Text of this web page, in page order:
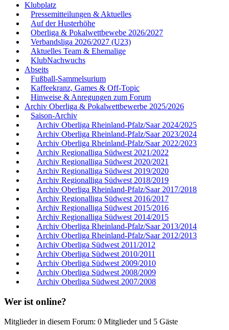
Klubplatz
Pressemitteilungen & Aktuelles
Auf der Husterhöhe
Oberliga & Pokalwettbewebe 2026/2027
Verbandsliga 2026/2027 (U23)
Aktuelles Team & Ehemalige
KlubNachwuchs
Abseits
Fußball-Sammelsurium
Kaffeekranz, Games & Off-Topic
Hinweise & Anregungen zum Forum
Archiv Oberliga & Pokalwettbewerbe 2025/2026
Saison-Archiv
Archiv Oberliga Rheinland-Pfalz/Saar 2024/2025
Archiv Oberliga Rheinland-Pfalz/Saar 2023/2024
Archiv Oberliga Rheinland-Pfalz/Saar 2022/2023
Archiv Regionalliga Südwest 2021/2022
Archiv Regionalliga Südwest 2020/2021
Archiv Regionalliga Südwest 2019/2020
Archiv Regionalliga Südwest 2018/2019
Archiv Oberliga Rheinland-Pfalz/Saar 2017/2018
Archiv Regionalliga Südwest 2016/2017
Archiv Regionalliga Südwest 2015/2016
Archiv Regionalliga Südwest 2014/2015
Archiv Oberliga Rheinland-Pfalz/Saar 2013/2014
Archiv Oberliga Rheinland-Pfalz/Saar 2012/2013
Archiv Oberliga Südwest 2011/2012
Archiv Oberliga Südwest 2010/2011
Archiv Oberliga Südwest 2009/2010
Archiv Oberliga Südwest 2008/2009
Archiv Oberliga Südwest 2007/2008
Wer ist online?
Mitglieder in diesem Forum: 0 Mitglieder und 5 Gäste